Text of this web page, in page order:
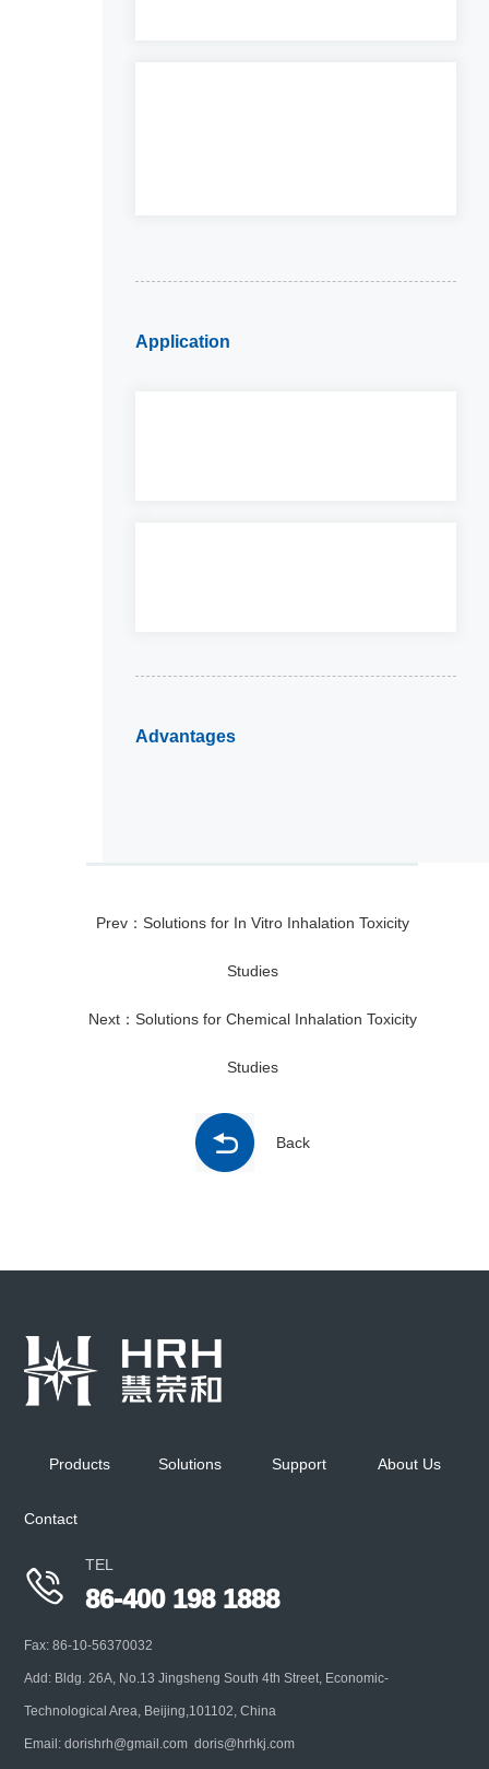
Application
Advantages
Prev：Solutions for In Vitro Inhalation Toxicity
Studies
Next：Solutions for Chemical Inhalation Toxicity
Studies
Back
Products Solutions Support About Us
Contact

TEL
86-400 198 1888
Fax: 86-10-56370032
Add: Bldg. 26A, No.13 Jingsheng South 4th Street, Economic-
Technological Area, Beijing,101102, China
Email: dorishrh@gmail.com doris@hrhkj.com